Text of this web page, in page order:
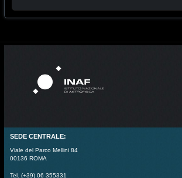
SEDE CENTRALE:
Viale del Parco Mellini 84
00136 ROMA
Tel. (+39) 06 355331